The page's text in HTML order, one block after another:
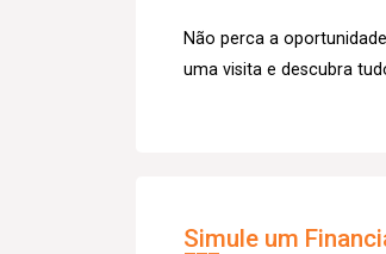
Não perca a
uma visita e descubra
Simule um